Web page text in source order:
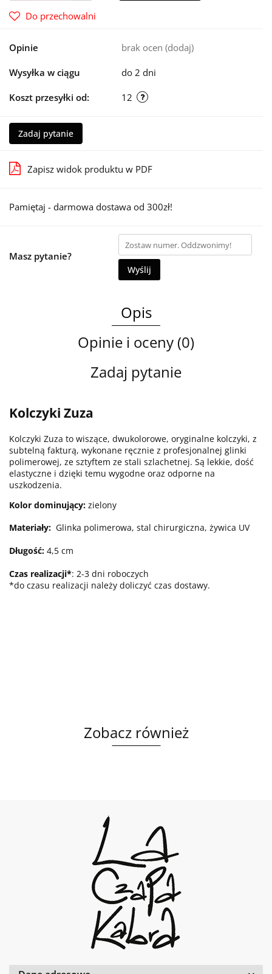
Do przechowalni
Opinie brak ocen (dodaj)
Wysyłka w ciągu do 2 dni
Koszt przesyłki od: 12
Zadaj pytanie
Zapisz widok produktu w PDF
Pamiętaj - darmowa dostawa od 300zł!
Masz pytanie?
Wyślij
Opis
Opinie i oceny (0)
Zadaj pytanie
Kolczyki Zuza
Kolczyki Zuza to wiszące, dwukolorowe, oryginalne kolczyki, z
subtelną fakturą, wykonane ręcznie z profesjonalnej glinki
polimerowej, ze sztyftem ze stali szlachetnej. Są lekkie, dość
elastyczne i dzięki temu wygodne oraz odporne na
uszkodzenia.
Kolor dominujący: zielony
Materiały: Glinka polimerowa, stal chirurgiczna, żywica UV
Długość: 4,5 cm
Czas realizacji*: 2-3 dni roboczych
*do czasu realizacji należy doliczyć czas dostawy.
Zobacz również